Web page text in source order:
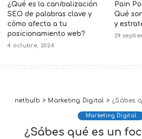
¿Qué es la canibalización
SEO de palabras clave y
cómo afecta a tu
posicionamiento web?
4 octubre, 2024
Pain
Qué
y
29
netbulb > Marketing Digital > ¿Sábes
Marketing Digital
¿Sábes qué es un